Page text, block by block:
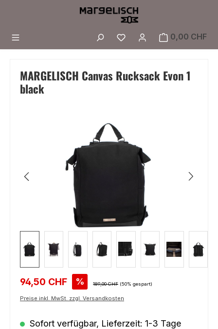
Zum Hauptinhalt springen
Du hast 0 Produkte
0,00 CHF
MARGELISCH Canvas Rucksack Evon 1
black
Verkaufspreis:
94,50 CHF % Regulärer Preis:
189,00 CHF (50% gespart)
Preise inkl. MwSt. zzgl. Versandkosten
Sofort verfügbar, Lieferzeit: 1-3 Tage